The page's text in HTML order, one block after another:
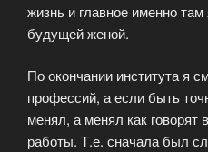
жизнь и главное именно
будущей женой.
По окончании института я
профессий, а если быть
менял, а менял как говорят
работы. Т.е. сначала был